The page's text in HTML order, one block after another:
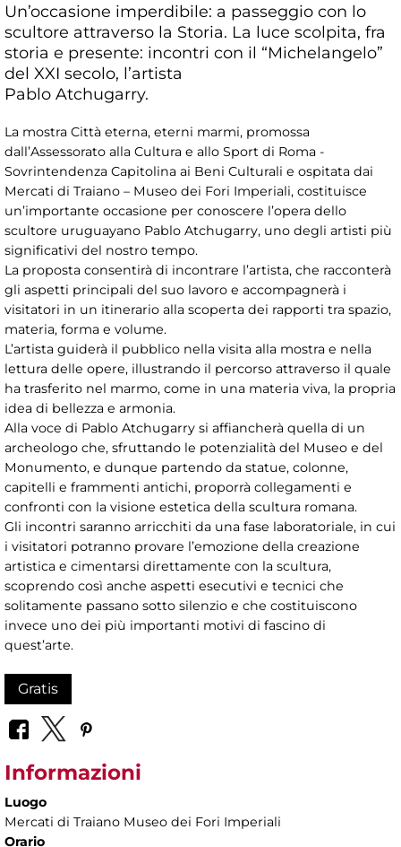
Un’occasione imperdibile: a passeggio con lo
scultore attraverso la Storia. La luce scolpita, fra
storia e presente: incontri con il “Michelangelo”
del XXI secolo, l’artista
Pablo Atchugarry.
La mostra Città eterna, eterni marmi, promossa
dall’Assessorato alla Cultura e allo Sport di Roma -
Sovrintendenza Capitolina ai Beni Culturali e ospitata dai
Mercati di Traiano – Museo dei Fori Imperiali, costituisce
un’importante occasione per conoscere l’opera dello
scultore uruguayano Pablo Atchugarry, uno degli artisti più
significativi del nostro tempo.
La proposta consentirà di incontrare l’artista, che racconterà
gli aspetti principali del suo lavoro e accompagnerà i
visitatori in un itinerario alla scoperta dei rapporti tra spazio,
materia, forma e volume.
L’artista guiderà il pubblico nella visita alla mostra e nella
lettura delle opere, illustrando il percorso attraverso il quale
ha trasferito nel marmo, come in una materia viva, la propria
idea di bellezza e armonia.
Alla voce di Pablo Atchugarry si affiancherà quella di un
archeologo che, sfruttando le potenzialità del Museo e del
Monumento, e dunque partendo da statue, colonne,
capitelli e frammenti antichi, proporrà collegamenti e
confronti con la visione estetica della scultura romana.
Gli incontri saranno arricchiti da una fase laboratoriale, in cui
i visitatori potranno provare l’emozione della creazione
artistica e cimentarsi direttamente con la scultura,
scoprendo così anche aspetti esecutivi e tecnici che
solitamente passano sotto silenzio e che costituiscono
invece uno dei più importanti motivi di fascino di
quest’arte.
Gratis
Informazioni
Luogo
Mercati di Traiano Museo dei Fori Imperiali
Orario